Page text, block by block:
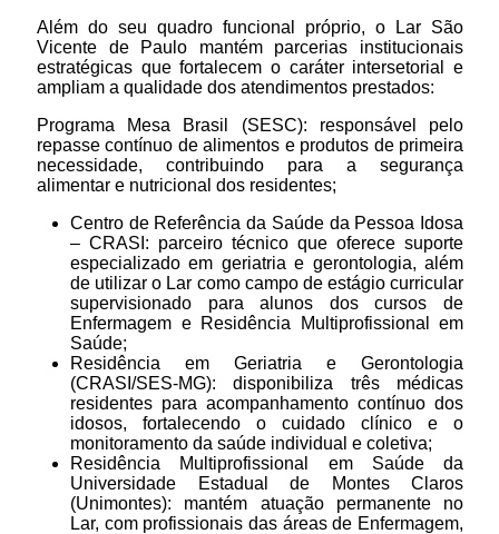
Além do seu quadro funcional próprio, o Lar São
Vicente de Paulo mantém parcerias institucionais
estratégicas que fortalecem o caráter intersetorial e
ampliam a qualidade dos atendimentos prestados:
Programa Mesa Brasil (SESC): responsável pelo
repasse contínuo de alimentos e produtos de primeira
necessidade, contribuindo para a segurança
alimentar e nutricional dos residentes;
Centro de Referência da Saúde da Pessoa Idosa
– CRASI: parceiro técnico que oferece suporte
especializado em geriatria e gerontologia, além
de utilizar o Lar como campo de estágio curricular
supervisionado para alunos dos cursos de
Enfermagem e Residência Multiprofissional em
Saúde;
Residência em Geriatria e Gerontologia
(CRASI/SES-MG): disponibiliza três médicas
residentes para acompanhamento contínuo dos
idosos, fortalecendo o cuidado clínico e o
monitoramento da saúde individual e coletiva;
Residência Multiprofissional em Saúde da
Universidade Estadual de Montes Claros
(Unimontes): mantém atuação permanente no
Lar, com profissionais das áreas de Enfermagem,